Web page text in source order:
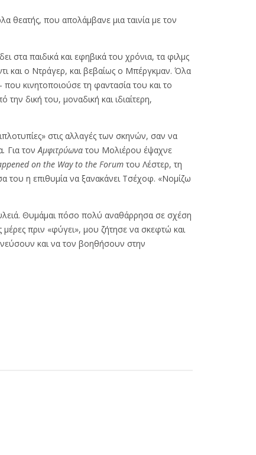
θεατής, που απολάμβανε μια ταινία με τον
στα παιδικά και εφηβικά του χρόνια, τα φιλμς
και ο Ντράγερ, και βεβαίως ο Μπέργκμαν. Όλα
κινητοποιούσε τη φαντασία του και το
την δική του, μοναδική και ιδιαίτερη,
στις αλλαγές των σκηνών, σαν να
. Για τονΑμφιτρύωνατου Μολιέρου έψαχνε
on the Way to the Forumτου Λέστερ, τη
του η επιθυμία να ξανακάνει Τσέχοφ. «Νομίζω
Θυμάμαι πόσο πολύ αναθάρρησα σε σχέση
πριν «φύγει», μου ζήτησε να σκεφτώ και
και να τον βοηθήσουν στην